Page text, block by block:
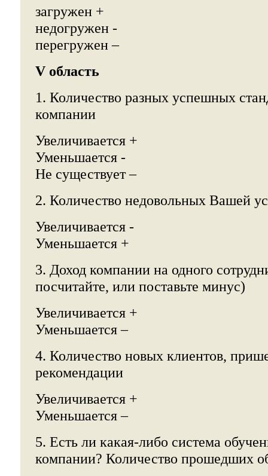
загружен +
недогружен -
перегружен –
V область
1. Количество разных успешных
компании
Увеличивается +
Уменьшается -
Не существует –
2. Количество недовольных Вашей
Увеличивается -
Уменьшается +
3. Доход компании на одного
посчитайте, или поставьте минус)
Увеличивается +
Уменьшается –
4. Количество новых клиентов,
рекомендации
Увеличивается +
Уменьшается –
5. Есть ли какая-либо система
компании? Количество прошедших